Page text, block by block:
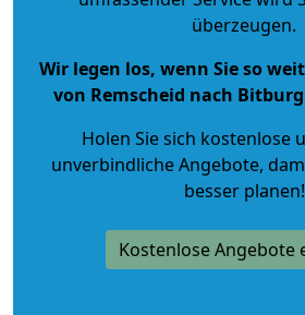
überzeugen.
Wir legen los, wenn Sie so
von Remscheid nach
Holen Sie sich kostenlose
unverbindliche Angebote,
besser planen!
Kostenlose Angebote